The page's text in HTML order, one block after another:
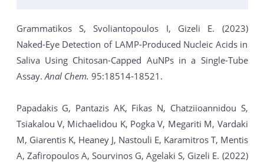
Grammatikos S, Svoliantopoulos I, Gizeli E. (2023)
Naked-Eye Detection of LAMP-Produced Nucleic Acids in
Saliva Using Chitosan-Capped AuNPs in a Single-Tube
Assay. Anal Chem. 95:18514-18521.
Papadakis G, Pantazis AK, Fikas N, Chatziioannidou S,
Tsiakalou V, Michaelidou K, Pogka V, Megariti M, Vardaki
M, Giarentis K, Heaney J, Nastouli E, Karamitros T, Mentis
A, Zafiropoulos A, Sourvinos G, Agelaki S, Gizeli E. (2022)